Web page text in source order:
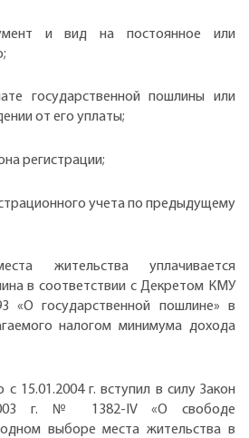
и вид на постоянное или
государственной пошлины или
от его уплаты;
регистрации;
учета по предыдущему
жительства уплачивается
в соответствии с Декретом КМУ
государственной пошлине» в
налогом минимума дохода
15.01.2004 г. вступил в силу Закон
г. № 1382-IV «О свободе
выборе места жительства в